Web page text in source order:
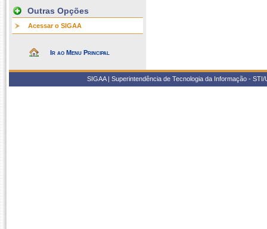
Outras Opções
Acessar o SIGAA
Ir ao Menu Principal
SIGAA | Superintendência de Tecnologia da Informação -